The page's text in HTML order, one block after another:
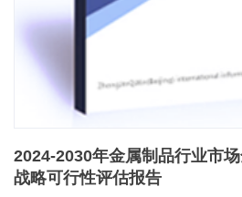
2024-2030年金属制品行业市
战略可行性评估报告